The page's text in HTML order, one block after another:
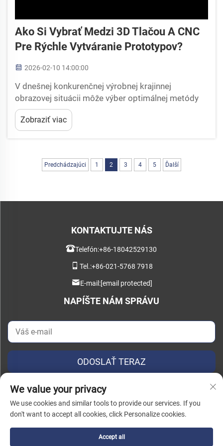
Ako Si Vybrať Medzi 3D Tlačou A CNC
Pre Rýchle Vytváranie Prototypov?
2026-02-10 14:00:00
V dnešnej konkurenčnej výrobnej krajinnej
obrazovej situácii môže výber optimálnej metódy
rýchleho výrobného vzorkovania rozhodnúť o
úspechu cyklov vývoja výrobkov. Inžinieri a dizajnéri
čelia kľúčovému rozhodnutiu pri výbere medzi 3D
Zobraziť viac
Predchádzajúci 1 2 3 4 5 Ďalší
KONTAKTUJTE NÁS
Telefón:+86-18042529130
Tel.:+86-021-5768 7918
E-mail:[email protected]
NAPÍŠTE NÁM SPRÁVU
ODOSLAŤ TERAZ
(Šanghaj) Co., Ltd. Všetky práva vyhradené. |
We value your privacy
We use cookies and similar tools to provide our services. If you
don't want to accept all cookies, click Personalize cookies.
Accept all